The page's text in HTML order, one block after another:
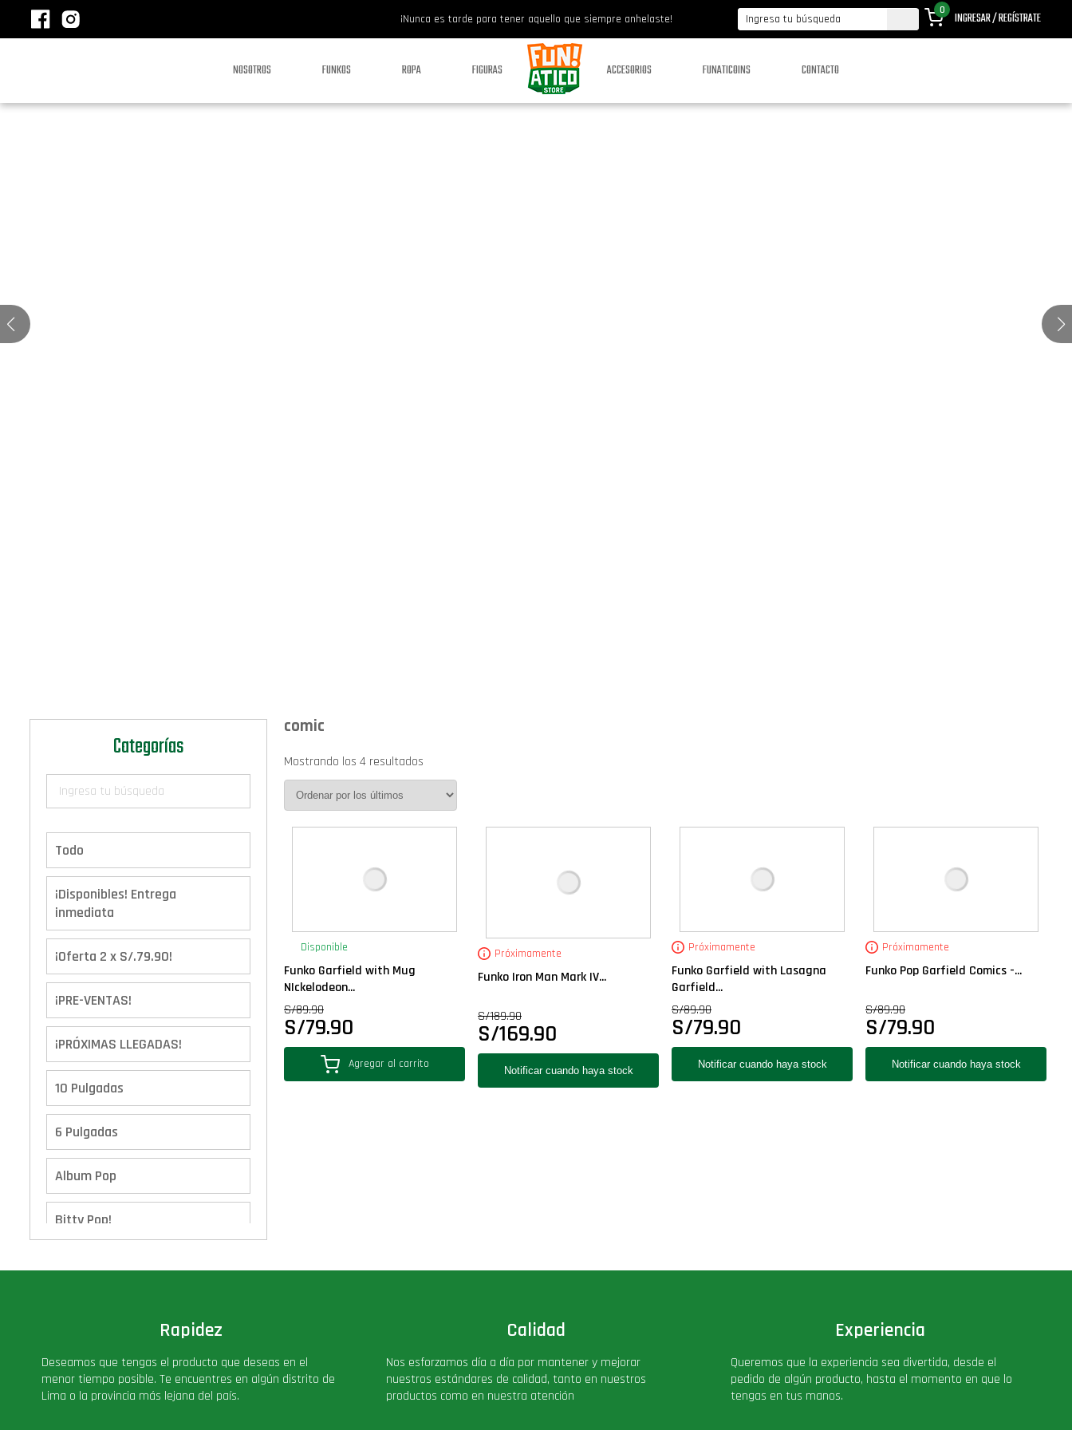
¡Nunca es tarde para tener aquello que siempre anhelaste!
0 INGRESAR / REGÍSTRATE
NOSOTROS FUNKOS ROPA FIGURAS ACCESORIOS FUNATICOINS CONTACTO
Categorías
Todo
¡Disponibles! Entrega
inmediata
¡Oferta 2 x S/.79.90!
¡PRE-VENTAS!
¡PRÓXIMAS LLEGADAS!
10 Pulgadas
6 Pulgadas
Album Pop
Bitty Pop!
Deluxe
comic
Mostrando los 4 resultados
Disponible
Funko Garfield with Mug
NIckelodeon...
S/89.90
S/79.90
Agregar al carrito
Próximamente
Funko Iron Man Mark IV...
S/189.90
S/169.90
Próximamente
Funko Garfield with Lasagna
Garfield...
S/89.90
S/79.90
Próximamente
Funko Pop Garfield Comics -...
S/89.90
S/79.90
Rapidez
Deseamos que tengas el producto que deseas en el
menor tiempo posible. Te encuentres en algún distrito de
Lima o la provincia más lejana del país.
Calidad
Nos esforzamos día a día por mantener y mejorar
nuestros estándares de calidad, tanto en nuestros
productos como en nuestra atención
Experiencia
Queremos que la experiencia sea divertida, desde el
pedido de algún producto, hasta el momento en que lo
tengas en tus manos.